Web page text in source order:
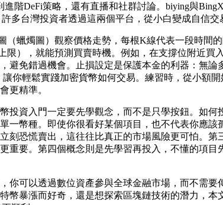
階DeFi策略，還有直播和社群討論。biying與
台灣投資者透過這兩個平台，從小白變成自信交
蠟燭圖）觀察價格走勢，每根K線代表一段時間
），就能預測買賣時機。例如，在支撐位附近買
免錯過機會。止損設定是保護本金的利器：無論
你輕鬆實踐加密貨幣如何交易。練習時，從小額
更精準。
資入門一定要先學觀念，而不是只學按鈕。如
幣種。即使你很看好某個項目，也不代表你應該
恐慌賣出，這往往比真正的市場風險更可怕。
要。第四個概念則是先學習再投入，不懂的項目
可以透過數位資產參與全球金融市場，而不需要
暴漲而好奇，還是想探索區塊鏈技術的潛力，